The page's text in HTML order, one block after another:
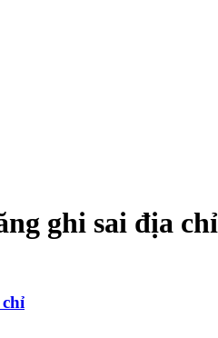
ghi sai địa chỉ